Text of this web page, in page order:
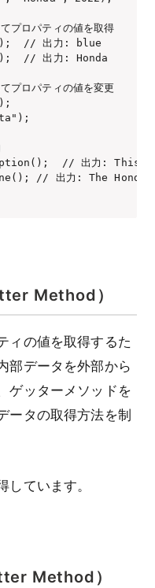
プロパティの値を取得
// 出力: blue
// 出力: Honda
プロパティの値を変更
// 出力: This
// 出力: The
Method）
ィの値を取得するた
部データを外部から
ゲッターメソッドを
ータの取得方法を制
しています。
Method）